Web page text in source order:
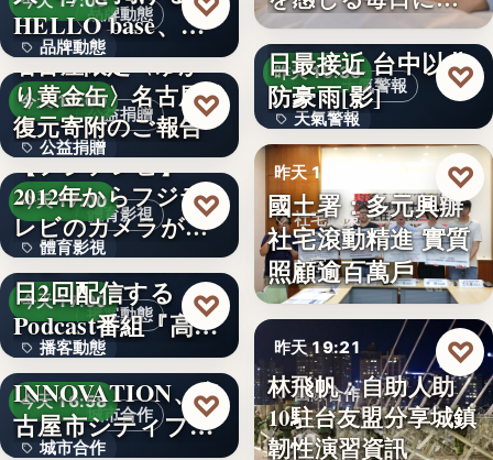
品牌動態
品牌動態
文字
HELLO base、創
業…
公益捐贈
今天 17:00
公益捐贈
4,550,085
名古屋限定〈ゆか
り黄金缶〉名古屋城
復元寄附のご報告
♡
體育影視
今天 17:00
體育影視
99
【フジテレビ】
2012年からフジテ
レビのカメラが追
い続け…
♡
播客動態
今天 17:00
播客動態
文字
俳優・高橋健介が1
日2回配信する
Podcast番組『高
橋…
♡
城市合作
今天 16:58
城市合作
NEXT
INNOVATION、名
古屋市シティプロ
♡
段階…
天氣警報
昨天 19:36
天氣警報
文字
颱風白海豚8日及9
日最接近 台中以北
防豪雨[影]
♡
昨天 19:26
社宅政策
文字
國土署：多元興辦
社宅滾動精進 實質
照顧逾百萬戶
♡
昨天 19:21
國際合作
10
林飛帆：自助人助
10駐台友盟分享城鎮
韌性演習資訊
♡